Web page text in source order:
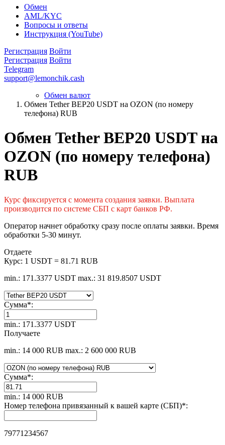
Обмен
AML/KYC
Вопросы и ответы
Инструкция (YouTube)
Регистрация Войти
Регистрация Войти
Telegram
support@lemonchik.cash
Обмен валют
Обмен Tether BEP20 USDT на OZON (по номеру
телефона) RUB
Обмен Tether BEP20 USDT на
OZON (по номеру телефона)
RUB
Курс фиксируется с момента создания заявки. Выплата
производится по системе СБП с карт банков РФ.
Оператор начнет обработку сразу после оплаты заявки. Время
обработки 5-30 минут.
Отдаете
Курс: 1 USDT = 81.71 RUB
min.: 171.3377 USDT max.: 31 819.8507 USDT
Сумма*:
min.: 171.3377 USDT
Получаете
min.: 14 000 RUB max.: 2 600 000 RUB
Сумма*:
min.: 14 000 RUB
Номер телефона привязанный к вашей карте (СБП)*:
79771234567